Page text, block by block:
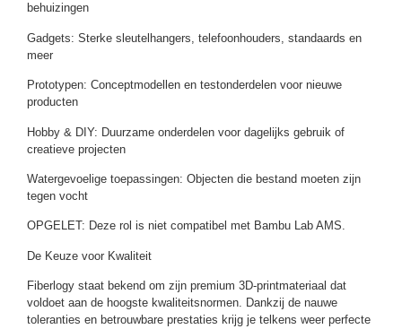
behuizingen
Gadgets: Sterke sleutelhangers, telefoonhouders, standaards en
meer
Prototypen: Conceptmodellen en testonderdelen voor nieuwe
producten
Hobby & DIY: Duurzame onderdelen voor dagelijks gebruik of
creatieve projecten
Watergevoelige toepassingen: Objecten die bestand moeten zijn
tegen vocht
OPGELET: Deze rol is niet compatibel met Bambu Lab AMS.
De Keuze voor Kwaliteit
Fiberlogy staat bekend om zijn premium 3D-printmateriaal dat
voldoet aan de hoogste kwaliteitsnormen. Dankzij de nauwe
toleranties en betrouwbare prestaties krijg je telkens weer perfecte